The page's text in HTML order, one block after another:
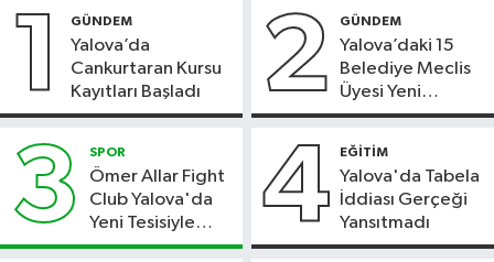
1 GÜNDEM
Yalova’da
Cankurtaran Kursu
Kayıtları Başladı
2 GÜNDEM
Yalova’daki 15
Belediye Meclis
Üyesi Yeni
Parti’ye Geçiyor
3 SPOR
Ömer Allar Fight
Club Yalova'da
Yeni Tesisiyle
Hizmete Başladı
4 EĞİTİM
Yalova'da Tabela
İddiası Gerçeği
Yansıtmadı